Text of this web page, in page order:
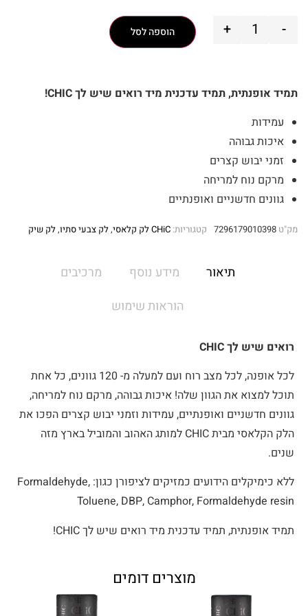
-
+ הוספה לסל
תמיד אופנתית, תמיד עדכנית מיד רואים שיש לך CHIC!
עמידות
איכות גבוהה
זמני יבוש קצרים
מרקם נוח למריחה
גוונים חדשניים ואופנתיים
מק"ט 7296179010398 קטגוריות: CHiC לק קלאסי ,לק צבעי סתיו,לק שיק
תיאור מידע נוסף
מרכיבים
הוראות שימוש
רואים שיש לך CHIC
לכל אופנה, לכל מצב רוח ועם למעלה מ- 120 גוונים, כל אחת
תוכל למצוא את הגוון שלה! איכות גבוהה, מרקם נוח למריחה,
גוונים חדשניים ואופנתיים, עמידות וזמני יבוש קצרים הפכו את
הלק הקלאסי מבית CHIC למותג האהוב והמוביל בארץ מזה
שנים.
ללא כימיקלים הידועים כמזיקים לציפורן כגון: Formaldehyde,
Toluene, DBP, Camphor, Formaldehyde resin
תמיד אופנתית, תמיד עדכנית מיד רואים שיש לך CHIC!
מוצרים דומים